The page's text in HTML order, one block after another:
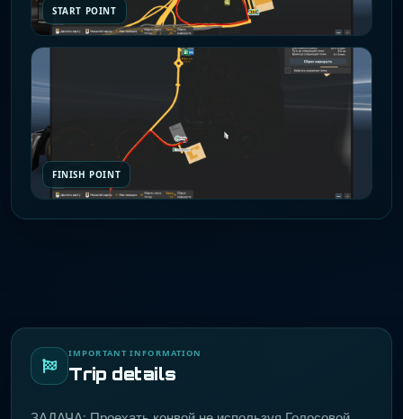
START POINT
FINISH POINT
IMPORTANT INFORMATION
Trip details